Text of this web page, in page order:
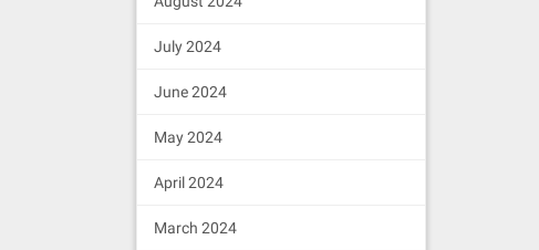
July 2024
June 2024
May 2024
April 2024
March 2024